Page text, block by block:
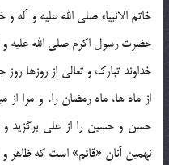
خاتم الانبياء صلي الله عليه و آله و
حضرت رسول اکرم صلي الله عليه و
خداوند تبارک و تعالي از روزها
از ماه ها، ماه رمضان را، و مرا از
حسن و حسين را از علي برگزيد
نهمين آنان «قائم» است که ظاهر و